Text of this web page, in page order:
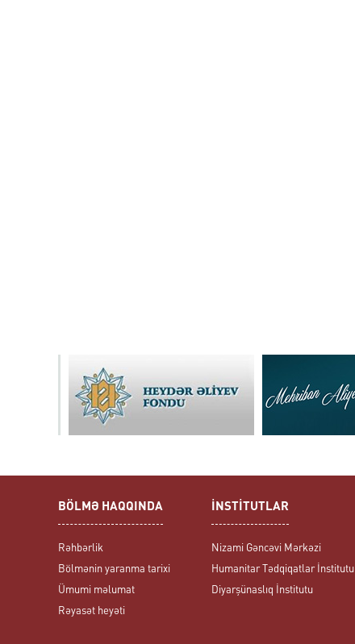
BÖLMƏ HAQQINDA
Rəhbərlik
Bölmənin yaranma tarixi
Ümumi məlumat
Rəyasət heyəti
İNSTİTUTLAR
Nizami Gəncəvi Mərkəzi
Humanitar Tədqiqatlar İnstitutu
Diyarşünaslıq İnstitutu